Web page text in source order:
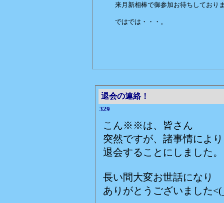
来月新相棒で御参加お待ちしており
ではでは・・・。
退会の連絡！
329
こん※※は、皆さん
突然ですが、諸事情により
退会することにしました。
長い間大変お世話になり
ありがとうございました